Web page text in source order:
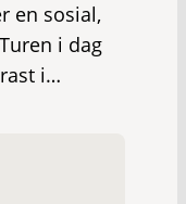
en sosial,
i dag
i…